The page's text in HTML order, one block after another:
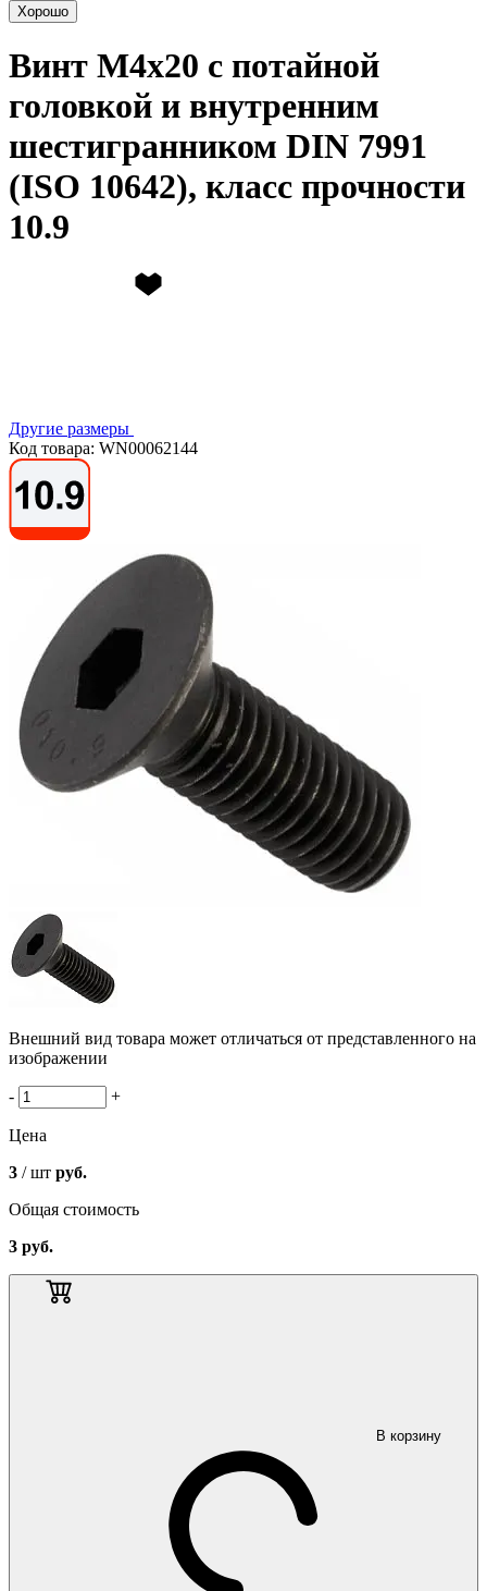
Хорошо
Винт М4х20 с потайной
головкой и внутренним
шестигранником DIN 7991
(ISO 10642), класс прочности
10.9
Другие размеры
Код товара: WN00062144
Внешний вид товара может отличаться от представленного на
изображении
- +
Цена
3 / шт руб.
Общая стоимость
3 руб.
В корзину